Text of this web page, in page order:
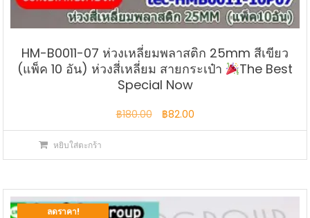
HM-B0011-07 ห่วงเหลี่ยมพลาสติก 25mm สีเขียว
(แพ็ค 10 อัน) ห่วงสี่เหลี่ยม สายกระเป๋า
The Best
Special Now
฿180.00
Original
price
฿82.00Current
price
หยิบใส่ตะกร้า
ลดราคา!